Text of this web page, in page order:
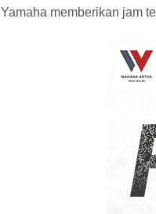
Yamaha memberikan jam